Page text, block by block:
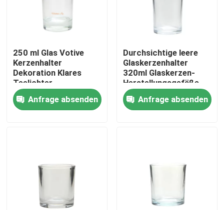
Werksbesichtigung
Kontakt mit uns
Bitte um ein Angebot
Glas-Votivkerzenhalter
Glasdiffusor-Flaschen
250 ml Glas Votive
Kerzenhalter
Dekoration Klares
Teelichter
Kerzenhalter
Anfrage absenden
Durchsichtige leere
Glaskerzenhalter
320ml Glaskerzen-
Herstellungsgefäße
Anfrage absenden